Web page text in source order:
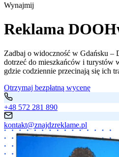
Wynajmij
Reklama DOOH
Zadbaj o widoczność w Gdańsku –
dotrzeć do mieszkańców i turystów
gdzie codziennie przecinają się ich
Otrzymaj bezpłatną wycenę
+48 572 281 890
kontakt@znajdzreklame.pl